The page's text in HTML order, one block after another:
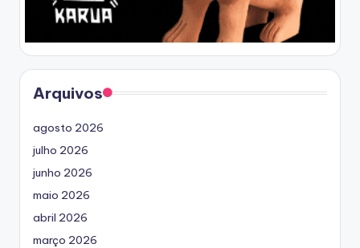
Arquivos
agosto 2026
julho 2026
junho 2026
maio 2026
abril 2026
março 2026